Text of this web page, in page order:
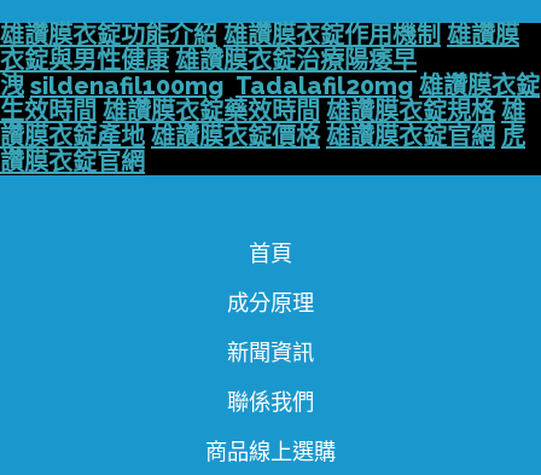
雄讚膜衣錠功能介紹 雄讚膜衣錠作用機制 雄讚膜
衣錠與男性健康 雄讚膜衣錠治療陽痿早
洩 sildenafil100mg Tadalafil20mg 雄讚膜衣錠
生效時間 雄讚膜衣錠藥效時間 雄讚膜衣錠規格 雄
讚膜衣錠產地 雄讚膜衣錠價格 雄讚膜衣錠官網 虎
讚膜衣錠官網
首頁
成分原理
新聞資訊
聯係我們
商品線上選購